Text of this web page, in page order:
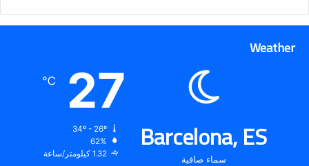
Weather
Barcelona, ES
سماء صافية
27
℃
62%
1.32 كيلومتر/ساعة